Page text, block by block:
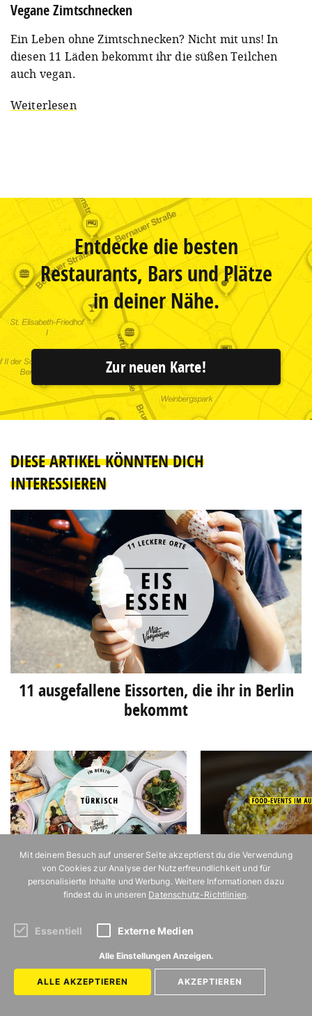
Vegane Zimtschnecken
Ein Leben ohne Zimtschnecken? Nicht mit uns! In
diesen 11 Läden bekommt ihr die süßen Teilchen
auch vegan.
Weiterlesen
Entdecke die besten
Restaurants, Bars und Plätze
in deiner Nähe.
Zur neuen Karte!
DIESE ARTIKEL KÖNNTEN DICH
INTERESSIEREN
11 ausgefallene Eissorten, die ihr in Berlin
bekommt
11 Restaurants in Berlin, in denen ihr
richtig gut Türkisch essen könnt
11 Food-Events im
auf keinen Fall
Mit deinem Besuch auf unserer Seite akzeptierst du die Verwendung
von Cookies zur Analyse der Nutzerfreundlichkeit und für
personalisierte Inhalte und Werbung. Weitere Informationen dazu
findest du in unseren Datenschutz-Richtlinien.
Essentiell Externe Medien
Alle Einstellungen Anzeigen.
ALLE AKZEPTIEREN AKZEPTIEREN